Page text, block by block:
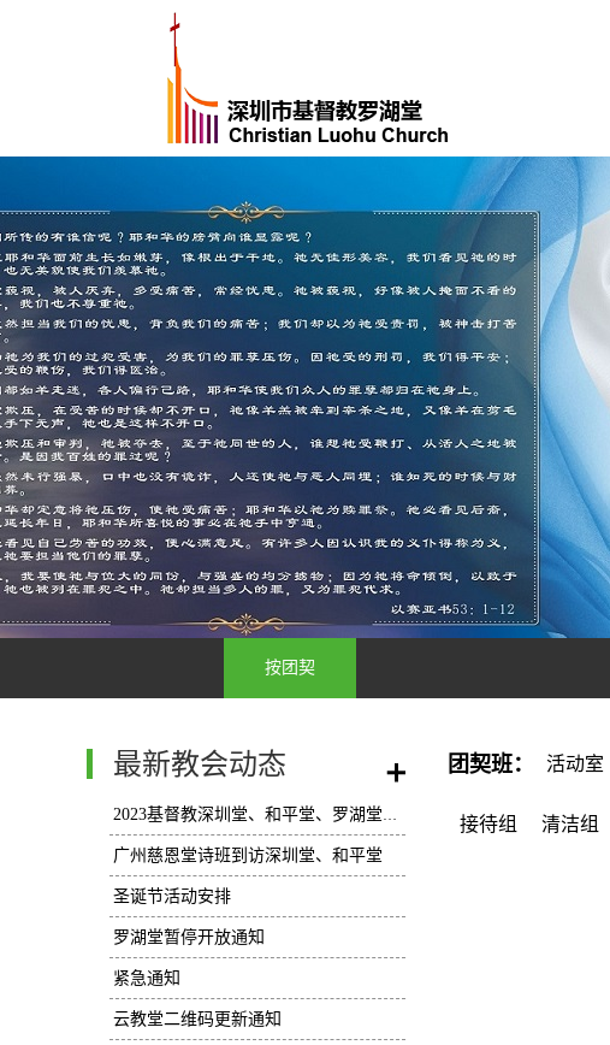
按团契
最新教会动态
2023基督教深圳堂、和平堂、罗湖堂圣诞节活动安排
广州慈恩堂诗班到访深圳堂、和平堂
圣诞节活动安排
罗湖堂暂停开放通知
紧急通知
云教堂二维码更新通知
团契班： 活动室
接待组 清洁组